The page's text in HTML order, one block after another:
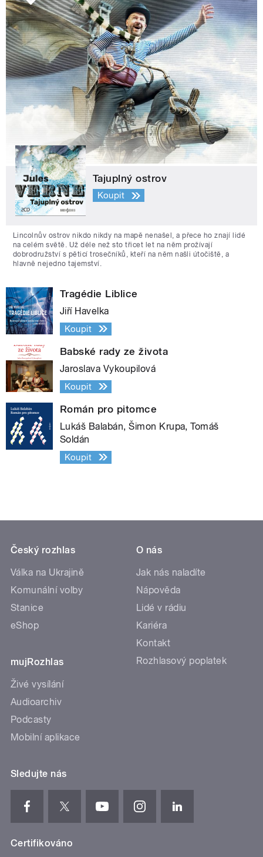
Tajuplný ostrov
Koupit
Lincolnův ostrov nikdo nikdy na mapě nenašel, a přece ho znají lidé
na celém světě. Už déle než sto třicet let na něm prožívají
dobrodružství s pěticí trosečníků, kteří na něm našli útočiště, a
hlavně nejedno tajemství.
Tragédie Liblice
Jiří Havelka
Koupit
Babské rady ze života
Jaroslava Vykoupilová
Koupit
Román pro pitomce
Lukáš Balabán, Šimon Krupa, Tomáš
Soldán
Koupit
Český rozhlas
Válka na Ukrajině
Komunální volby
Stanice
eShop
mujRozhlas
Živé vysílání
Audioarchiv
Podcasty
Mobilní aplikace
O nás
Jak nás naladíte
Nápověda
Lidé v rádiu
Kariéra
Kontakt
Rozhlasový poplatek
Sledujte nás
Certifikováno